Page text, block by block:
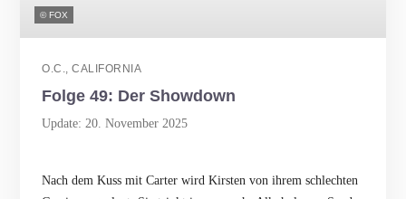
© FOX
O.C., CALIFORNIA
Folge 49: Der Showdown
Update: 20. November 2025
Nach dem Kuss mit Carter wird Kirsten von ihrem schlechten